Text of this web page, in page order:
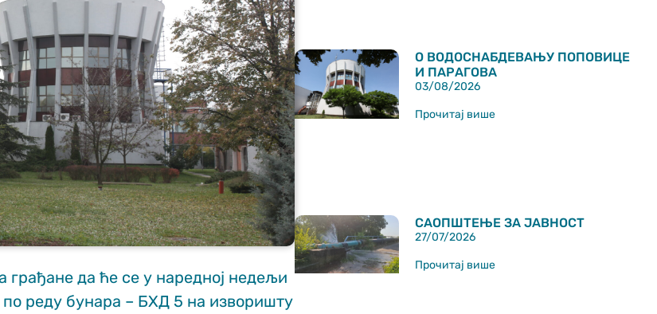
О ВОДОСНАБДЕВАЊУ ПОПОВИЦЕ
И ПАРАГОВА
03/08/2026
Прочитај више
САОПШТЕЊЕ ЗА ЈАВНОСТ
27/07/2026
Прочитај више
да ће се у наредној недељи
по реду бунара – БХД 5 на изворишту